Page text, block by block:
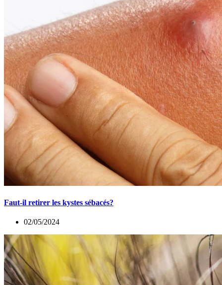
Faut-il retirer les kystes sébacés?
02/05/2024